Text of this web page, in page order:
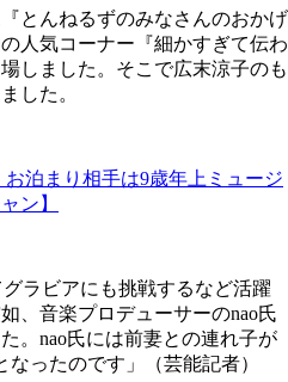
とんねるずのみなさんのおかげ
人気コーナー『細かすぎて伝わ
しました。そこで広末涼子のも
した。
お泊まり相手は9歳年上ミュージ
ン】
ラビアにも挑戦するなど活躍
、音楽プロデューサーのnao氏
。nao氏には前妻との連れ子が
ったのです」（芸能記者）